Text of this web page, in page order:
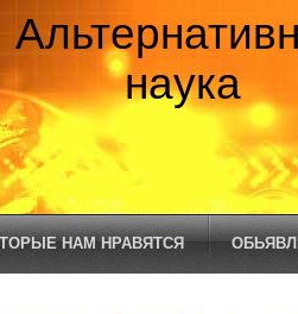
наука
НАМ НРАВЯТСЯ